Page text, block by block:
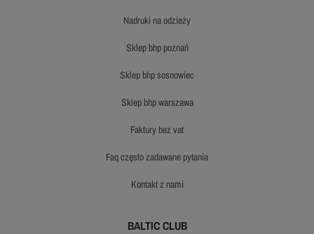
nadruki na odzieży
sklep bhp poznań
sklep bhp sosnowiec
sklep bhp warszawa
faktury bez vat
faq często zadawane pytania
kontakt z nami
BALTIC CLUB